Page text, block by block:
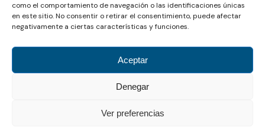
como el comportamiento de navegación o las identificaciones únicas
en este sitio. No consentir o retirar el consentimiento, puede afectar
negativamente a ciertas características y funciones.
Aceptar
Denegar
Ver preferencias